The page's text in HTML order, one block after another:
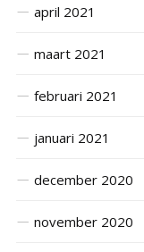
april 2021
maart 2021
februari 2021
januari 2021
december 2020
november 2020